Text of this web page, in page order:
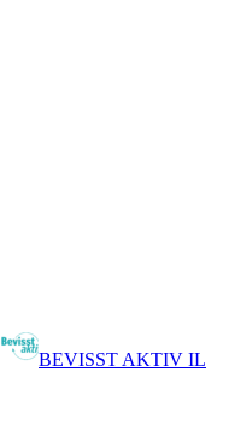
BEVISST AKTIV IL